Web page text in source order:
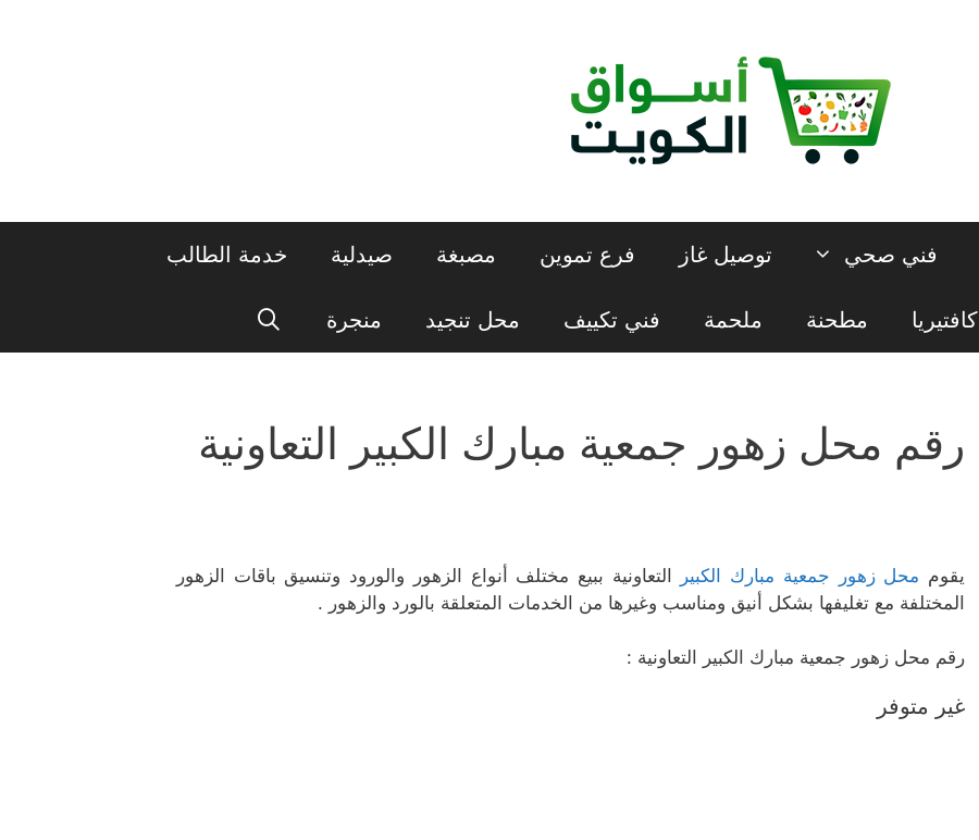
فني صحي توصيل غاز فرع تموين مصبغة صيدلية خدمة الطالب
كافتيريا مطحنة ملحمة فني تكييف محل تنجيد منجرة
رقم محل زهور جمعية مبارك الكبير التعاونية
يقوم محل زهور جمعية مبارك الكبير
التعاونية ببيع مختلف أنواع الزهور والورود وتنسيق باقات الزهور
المختلفة مع تغليفها بشكل أنيق ومناسب وغيرها من الخدمات المتعلقة بالورد والزهور .
رقم محل زهور جمعية مبارك الكبير التعاونية :
غير متوفر